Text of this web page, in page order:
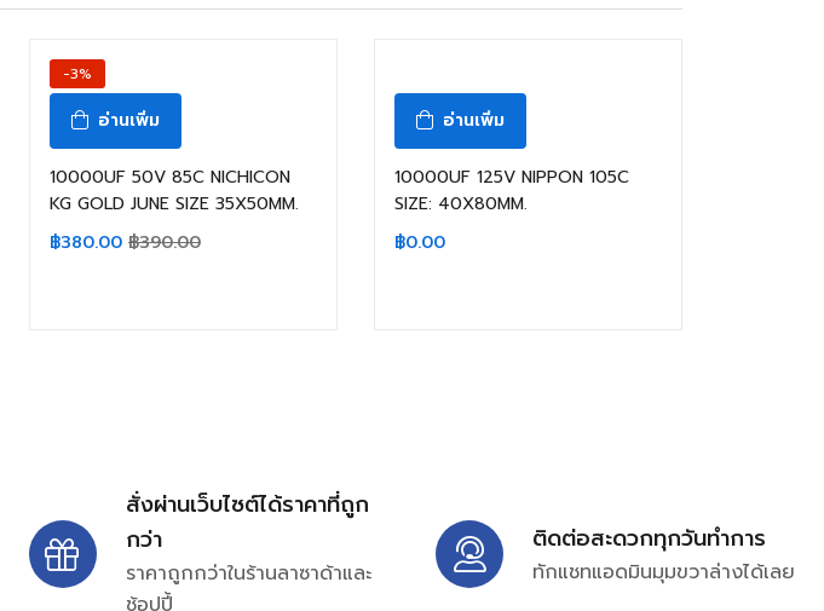
-3%
อ่านเพิ่ม
10000UF 50V 85C NICHICON
KG GOLD JUNE SIZE 35X50MM.
฿380.00 ฿390.00
อ่านเพิ่ม
10000UF 125V NIPPON 105C
SIZE: 40X80MM.
฿0.00
สั่งผ่านเว็บไซต์ได้ราคาที่ถูก
กว่า
ราคาถูกกว่าในร้านลาซาด้าและ
ติดต่อสะดวกทุกวันทำการ
ทักแชทแอดมินมุมขวาล่างได้เลย